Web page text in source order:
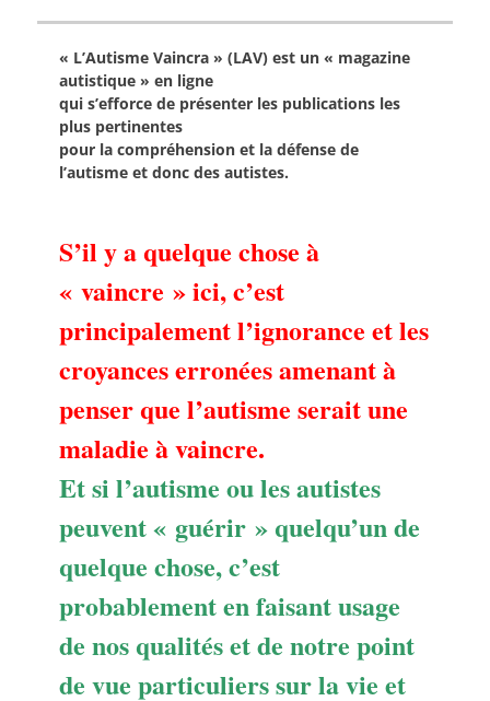
« L’Autisme Vaincra » (LAV) est un « magazine
autistique » en ligne
qui s’efforce de présenter les publications les
plus pertinentes
pour la compréhension et la défense de
l’autisme et donc des autistes.
S’il y a quelque chose à
« vaincre » ici, c’est
principalement l’ignorance et les
croyances erronées amenant à
penser que l’autisme serait une
maladie à vaincre.
Et si l’autisme ou les autistes
peuvent « guérir » quelqu’un de
quelque chose, c’est
probablement en faisant usage
de nos qualités et de notre point
de vue particuliers sur la vie et